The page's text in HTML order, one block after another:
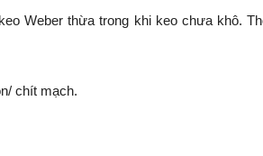
Weber thừa trong khi keo chưa khô.
chít mạch.